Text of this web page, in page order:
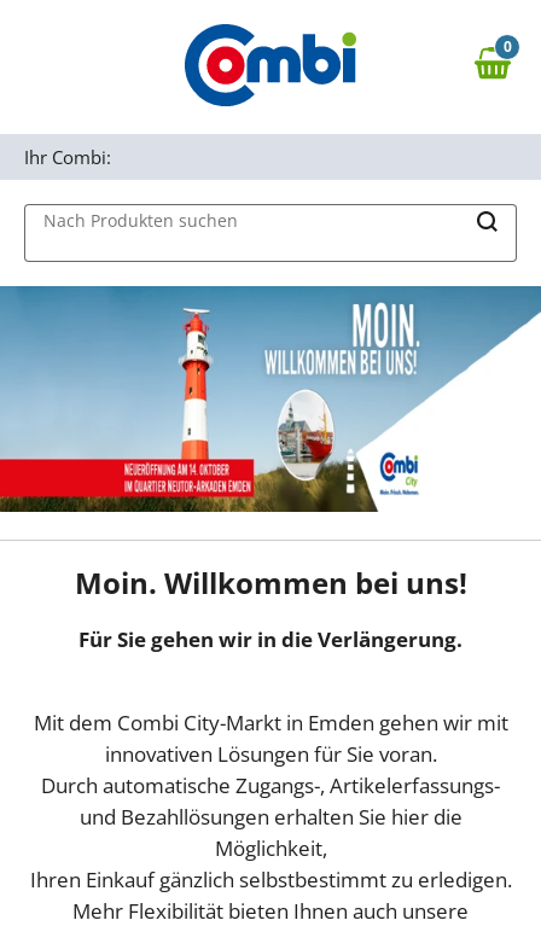
Zur Navigation springen
0,00 €
0
Nach Produkten suchen
Ihr Combi:
Moin. Willkommen bei uns!
Für Sie gehen wir in die Verlängerung.
Mit dem Combi City-Markt in Emden gehen wir mit
innovativen Lösungen für Sie voran.
Durch automatische Zugangs-, Artikelerfassungs-
und Bezahllösungen erhalten Sie hier die
Möglichkeit,
Ihren Einkauf gänzlich selbstbestimmt zu erledigen.
Mehr Flexibilität bieten Ihnen auch unsere